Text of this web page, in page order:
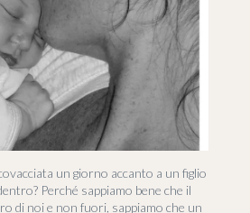
un giorno accanto a un figlio
Perché sappiamo bene che il
di noi e non fuori, sappiamo che un